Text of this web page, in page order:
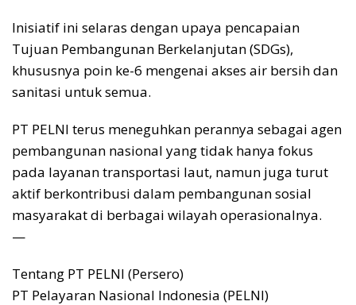
Inisiatif ini selaras dengan upaya pencapaian
Tujuan Pembangunan Berkelanjutan (SDGs),
khususnya poin ke-6 mengenai akses air bersih dan
sanitasi untuk semua.
PT PELNI terus meneguhkan perannya sebagai agen
pembangunan nasional yang tidak hanya fokus
pada layanan transportasi laut, namun juga turut
aktif berkontribusi dalam pembangunan sosial
masyarakat di berbagai wilayah operasionalnya.
—
Tentang PT PELNI (Persero)
PT Pelayaran Nasional Indonesia (PELNI)